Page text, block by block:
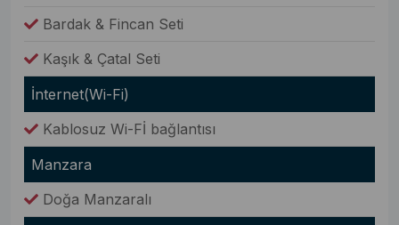
Bardak & Fincan Seti
Kaşık & Çatal Seti
İnternet(Wi-Fi)
Kablosuz Wi-Fİ bağlantısı
Manzara
Doğa Manzaralı